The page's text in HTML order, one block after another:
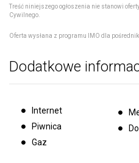
Treść niniejszego ogłoszenia nie stanowi
Cywilnego.
Oferta wysłana z programu IMO dla
Dodatkowe
Internet
Piwnica
Gaz